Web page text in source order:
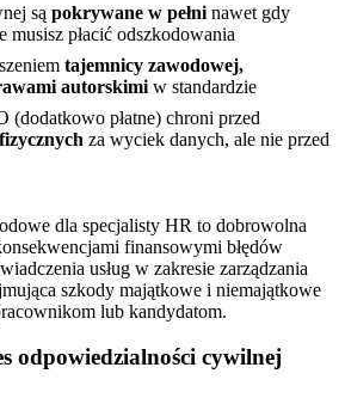
są pokrywane w pełni nawet gdy
musisz płacić odszkodowania
tajemnicy zawodowej,
autorskimi w standardzie
(dodatkowo płatne) chroni przed
za wyciek danych, ale nie przed
dla specjalisty HR to dobrowolna
finansowymi błędów
usług w zakresie zarządzania
szkody majątkowe i niemajątkowe
lub kandydatom.
odpowiedzialności cywilnej